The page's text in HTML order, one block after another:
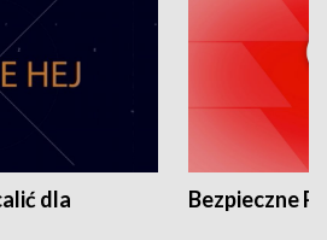
dla
Bezpieczne